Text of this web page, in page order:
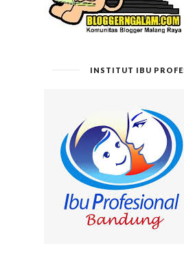
INSTITUT IBU